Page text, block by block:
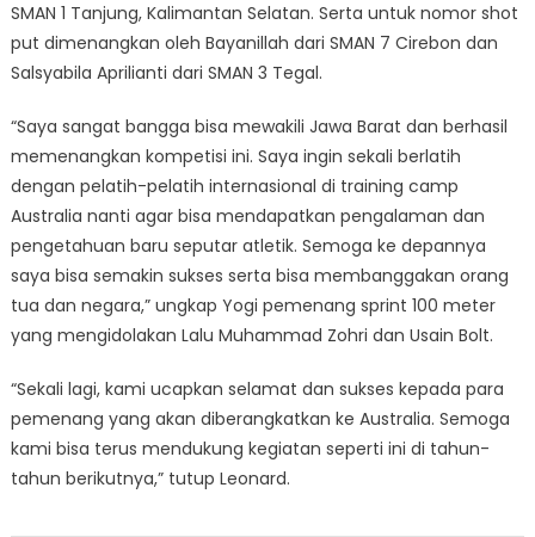
SMAN 1 Tanjung, Kalimantan Selatan. Serta untuk nomor shot
put dimenangkan oleh Bayanillah dari SMAN 7 Cirebon dan
Salsyabila Aprilianti dari SMAN 3 Tegal.
“Saya sangat bangga bisa mewakili Jawa Barat dan berhasil
memenangkan kompetisi ini. Saya ingin sekali berlatih
dengan pelatih-pelatih internasional di training camp
Australia nanti agar bisa mendapatkan pengalaman dan
pengetahuan baru seputar atletik. Semoga ke depannya
saya bisa semakin sukses serta bisa membanggakan orang
tua dan negara,” ungkap Yogi pemenang sprint 100 meter
yang mengidolakan Lalu Muhammad Zohri dan Usain Bolt.
“Sekali lagi, kami ucapkan selamat dan sukses kepada para
pemenang yang akan diberangkatkan ke Australia. Semoga
kami bisa terus mendukung kegiatan seperti ini di tahun-
tahun berikutnya,” tutup Leonard.